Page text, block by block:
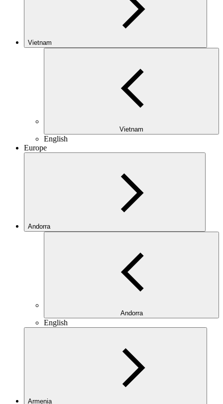
Vietnam
Vietnam
English
Europe
Andorra
Andorra
English
Armenia